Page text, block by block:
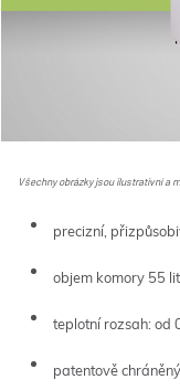
Všechny obrázky jsou ilustrativní a
precizní,
objem komory 55
teplotní rozsah: od
patentově